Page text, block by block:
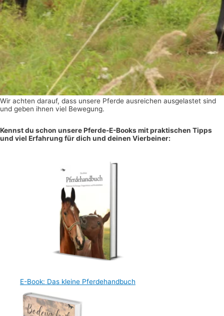
Wir achten darauf, dass unsere Pferde ausreichen ausgelastet sind
und geben ihnen viel Bewegung.
Kennst du schon unsere Pferde-E-Books mit praktischen Tipps
und viel Erfahrung für dich und deinen Vierbeiner:
E-Book: Das kleine Pferdehandbuch